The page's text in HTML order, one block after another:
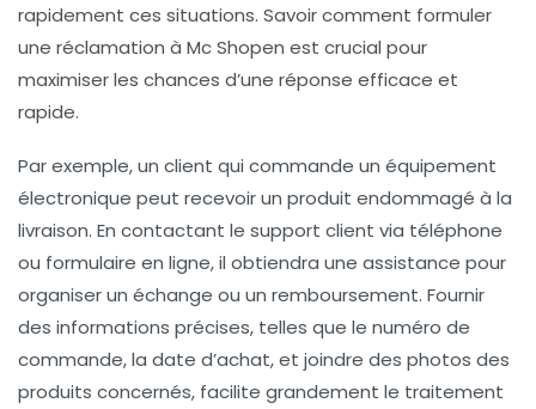
rapidement ces situations. Savoir comment formuler
une réclamation à Mc Shopen est crucial pour
maximiser les chances d’une réponse efficace et
rapide.
Par exemple, un client qui commande un équipement
électronique peut recevoir un produit endommagé à la
livraison. En contactant le support client via téléphone
ou formulaire en ligne, il obtiendra une assistance pour
organiser un échange ou un remboursement. Fournir
des informations précises, telles que le numéro de
commande, la date d’achat, et joindre des photos des
produits concernés, facilite grandement le traitement